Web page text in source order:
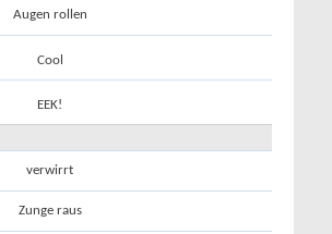
Augen rollen
Cool
EEK!
verwirrt
Zunge raus